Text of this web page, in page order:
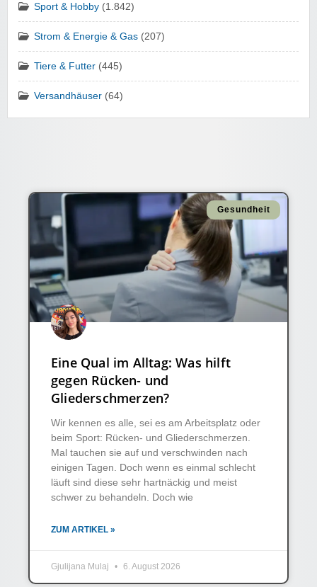
Sport & Hobby (1.842)
Strom & Energie & Gas (207)
Tiere & Futter (445)
Versandhäuser (64)
Gesundheit
Eine Qual im Alltag: Was hilft
gegen Rücken- und
Gliederschmerzen?
Wir kennen es alle, sei es am Arbeitsplatz oder
beim Sport: Rücken- und Gliederschmerzen.
Mal tauchen sie auf und verschwinden nach
einigen Tagen. Doch wenn es einmal schlecht
läuft sind diese sehr hartnäckig und meist
schwer zu behandeln. Doch wie
ZUM ARTIKEL »
Gjulijana Mulaj 6. August 2026